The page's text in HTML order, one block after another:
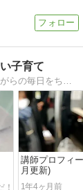
子育て
講師プロフィ
月更新)
1年4ヶ月前